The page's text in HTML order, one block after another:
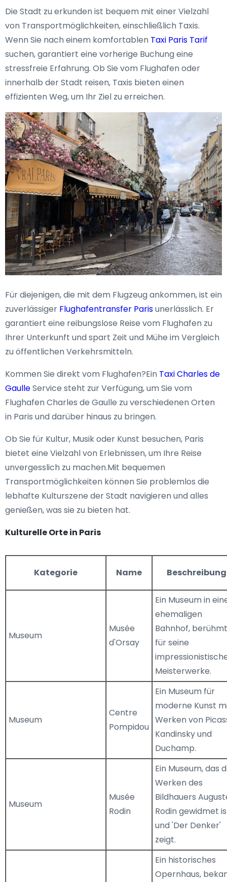
Die Stadt zu erkunden ist bequem mit einer Vielzahl
von Transportmöglichkeiten, einschließlich Taxis.
Wenn Sie nach einem komfortablen Taxi Paris Tarif
suchen, garantiert eine vorherige Buchung eine
stressfreie Erfahrung. Ob Sie vom Flughafen oder
innerhalb der Stadt reisen, Taxis bieten einen
effizienten Weg, um Ihr Ziel zu erreichen.
Für diejenigen, die mit dem Flugzeug ankommen, ist ein
zuverlässiger Flughafentransfer Parisunerlässlich. Er
garantiert eine reibungslose Reise vom Flughafen zu
Ihrer Unterkunft und spart Zeit und Mühe im Vergleich
zu öffentlichen Verkehrsmitteln.
Kommen Sie direkt vom Flughafen?Ein Taxi Charles de
GaulleService steht zur Verfügung, um Sie vom
Flughafen Charles de Gaulle zu verschiedenen Orten
in Paris und darüber hinaus zu bringen.
Ob Sie für Kultur, Musik oder Kunst besuchen, Paris
bietet eine Vielzahl von Erlebnissen, um Ihre Reise
unvergesslich zu machen.Mit bequemen
Transportmöglichkeiten können Sie problemlos die
lebhafte Kulturszene der Stadt navigieren und alles
genießen, was sie zu bieten hat.
Kulturelle Orte in Paris
Kategorie Name Beschreibung
Museum
Musée
d'Orsay
Ein Museum in
ehemaligen
Bahnhof, berühmt
für seine
Meisterwerke.
Museum
Centre
Pompidou
Ein Museum für
moderne Kunst
Werken von
Kandinsky und
Duchamp.
Museum
Musée
Rodin
Ein Museum, das
Werken des
Bildhauers
Rodin gewidmet
und 'Der Denker'
zeigt.
Ein historisches
Opernhaus,